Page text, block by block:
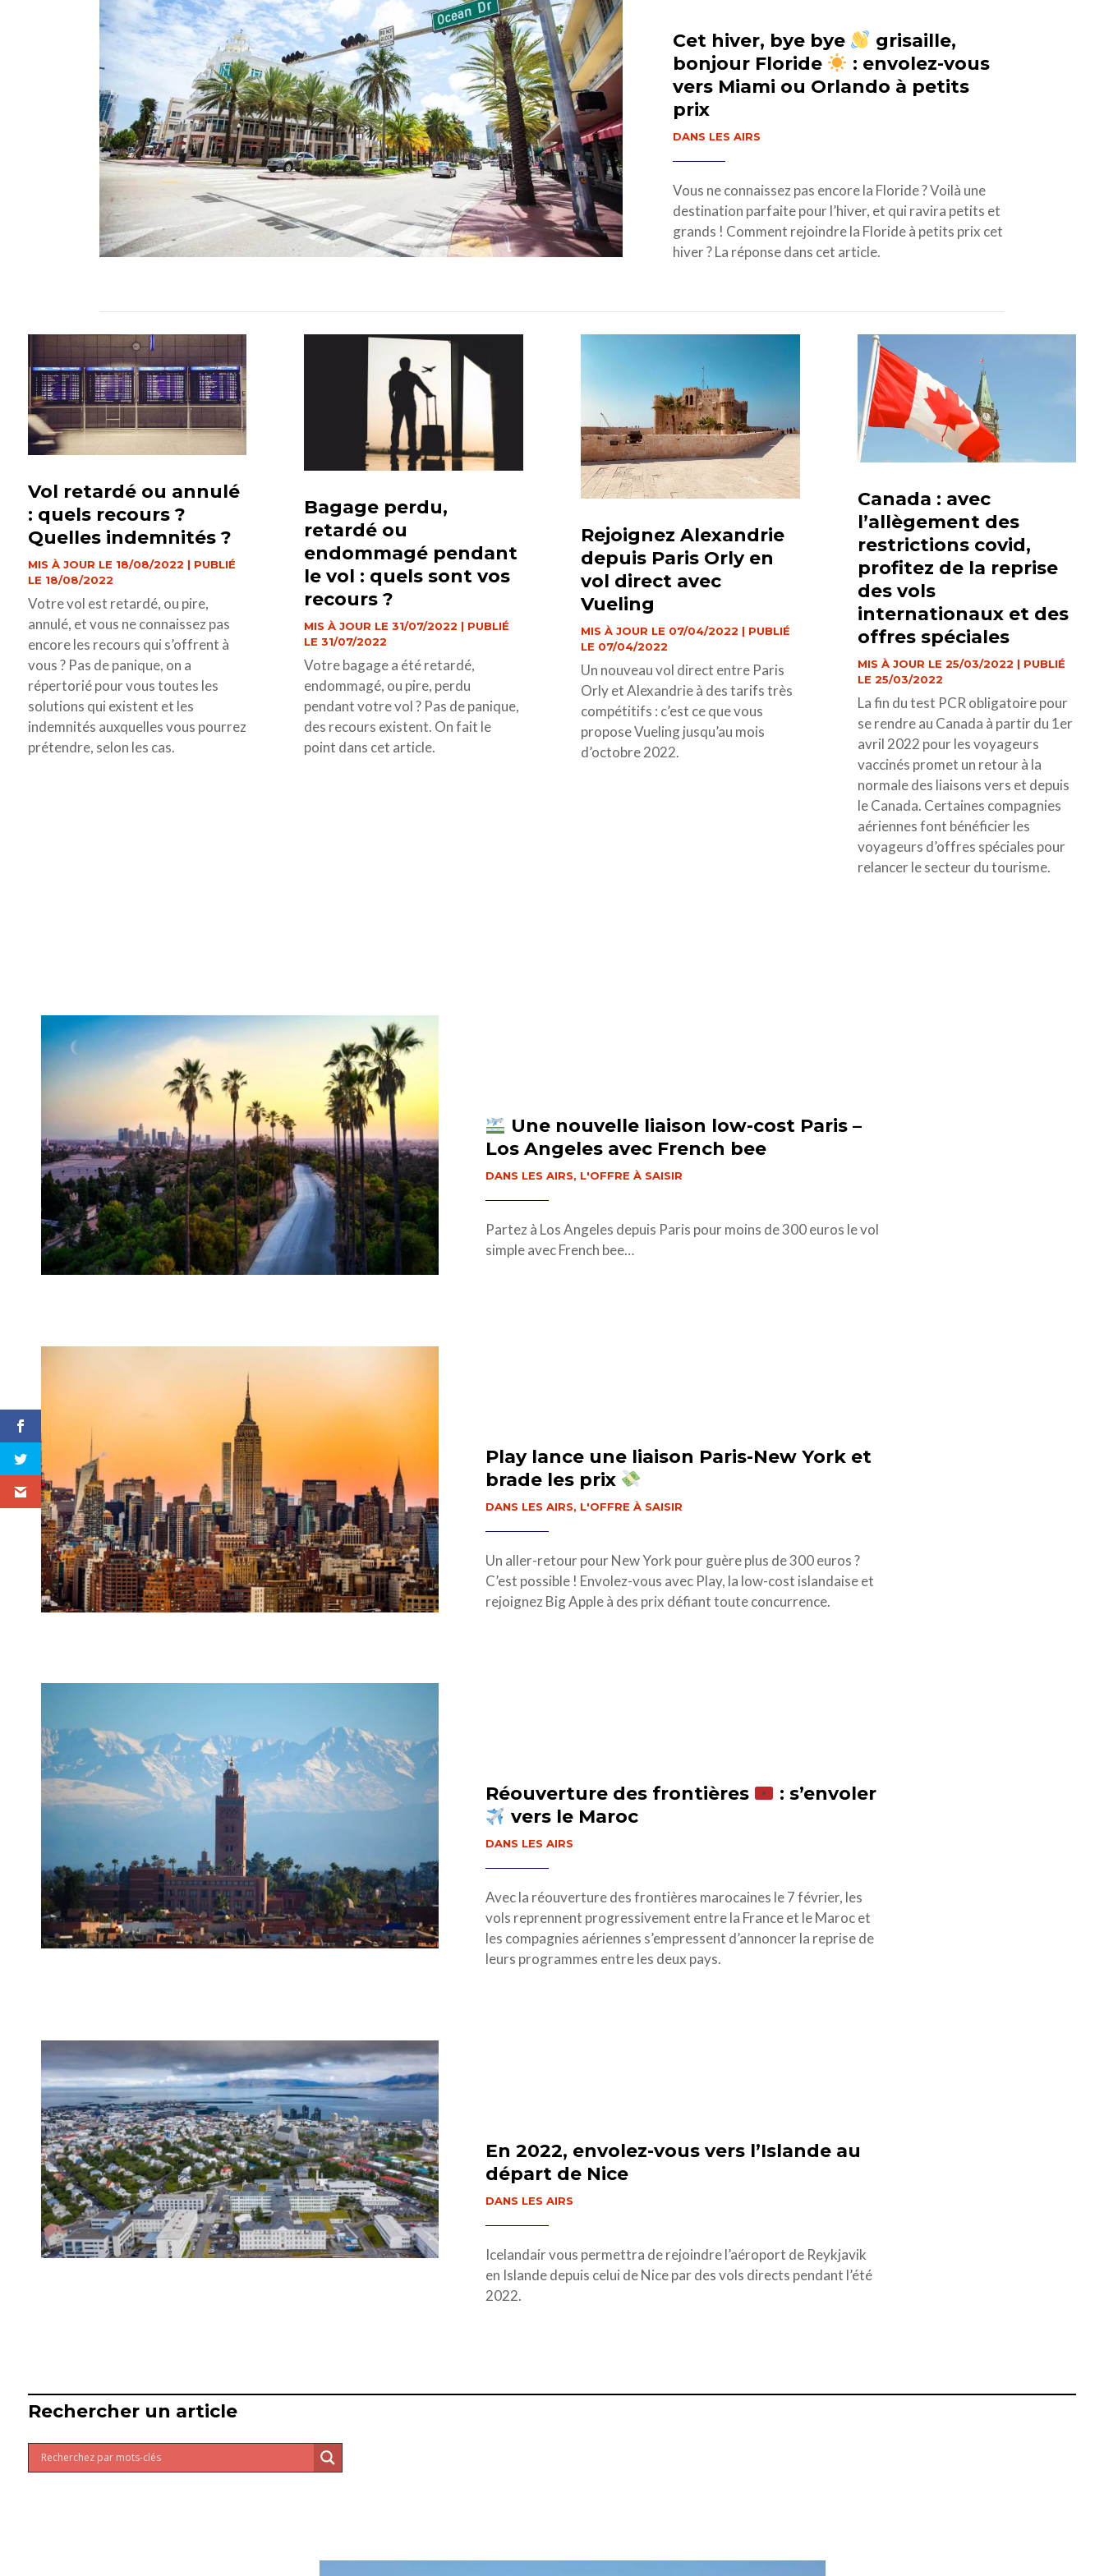
Cet hiver, bye bye
grisaille,
bonjour Floride
: envolez-vous
vers Miami ou Orlando à petits
prix
DANS LES AIRS
Vous ne connaissez pas encore la Floride ? Voilà une
destination parfaite pour l’hiver, et qui ravira petits et
grands ! Comment rejoindre la Floride à petits prix cet
hiver ? La réponse dans cet article.
Vol retardé ou annulé
: quels recours ?
Quelles indemnités ?
MIS À JOUR LE 18/08/2022 | PUBLIÉ
LE 18/08/2022
Votre vol est retardé, ou pire,
annulé, et vous ne connaissez pas
encore les recours qui s’offrent à
vous ? Pas de panique, on a
répertorié pour vous toutes les
solutions qui existent et les
indemnités auxquelles vous pourrez
prétendre, selon les cas.
Bagage perdu,
retardé ou
endommagé pendant
le vol : quels sont vos
recours ?
MIS À JOUR LE 31/07/2022 | PUBLIÉ
LE 31/07/2022
Votre bagage a été retardé,
endommagé, ou pire, perdu
pendant votre vol ? Pas de panique,
des recours existent. On fait le
point dans cet article.
Rejoignez Alexandrie
depuis Paris Orly en
vol direct avec
Vueling
MIS À JOUR LE 07/04/2022 | PUBLIÉ
LE 07/04/2022
Un nouveau vol direct entre Paris
Orly et Alexandrie à des tarifs très
compétitifs : c’est ce que vous
propose Vueling jusqu’au mois
d’octobre 2022.
Canada : avec
l’allègement des
restrictions covid,
profitez de la reprise
des vols
internationaux et des
offres spéciales
MIS À JOUR LE 25/03/2022 | PUBLIÉ
LE 25/03/2022
La fin du test PCR obligatoire pour
se rendre au Canada à partir du 1er
avril 2022 pour les voyageurs
vaccinés promet un retour à la
normale des liaisons vers et depuis
le Canada. Certaines compagnies
aériennes font bénéficier les
voyageurs d’offres spéciales pour
relancer le secteur du tourisme.
Une nouvelle liaison low-cost Paris –
Los Angeles avec French bee
DANS LES AIRS, L'OFFRE À SAISIR
Partez à Los Angeles depuis Paris pour moins de 300 euros le vol
simple avec French bee…
Play lance une liaison Paris-New York et
brade les prix
DANS LES AIRS, L'OFFRE À SAISIR
Un aller-retour pour New York pour guère plus de 300 euros ?
C’est possible ! Envolez-vous avec Play, la low-cost islandaise et
rejoignez Big Apple à des prix défiant toute concurrence.
Réouverture des frontières
: s’envoler
vers le Maroc
DANS LES AIRS
Avec la réouverture des frontières marocaines le 7 février, les
vols reprennent progressivement entre la France et le Maroc et
les compagnies aériennes s’empressent d’annoncer la reprise de
leurs programmes entre les deux pays.
En 2022, envolez-vous vers l’Islande au
départ de Nice
DANS LES AIRS
Icelandair vous permettra de rejoindre l’aéroport de Reykjavik
en Islande depuis celui de Nice par des vols directs pendant l’été
2022.
Rechercher un article